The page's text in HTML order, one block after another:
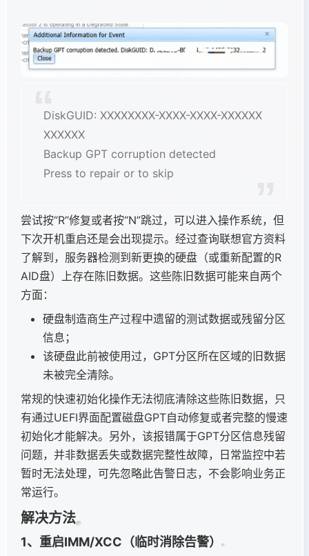
DiskGUID: XXXXXXXX-XXXX-XXXX-XXXXXX
XXXXXX
Backup GPT corruption detected
Press to repair or to skip
尝试按“R”修复或者按“N”跳过，可以进入操作系统，但
下次开机重启还是会出现提示。经过查询联想官方资料
了解到，服务器检测到新更换的硬盘（或重新配置的R
AID盘）上存在陈旧数据。这些陈旧数据可能来自两个
方面：
硬盘制造商生产过程中遗留的测试数据或残留分区
信息；
该硬盘此前被使用过，GPT分区所在区域的旧数据
未被完全清除。
常规的快速初始化操作无法彻底清除这些陈旧数据，只
有通过UEFI界面配置磁盘GPT自动修复或者完整的慢速
初始化才能解决。另外，该报错属于GPT分区信息残留
问题，并非数据丢失或数据完整性故障，日常监控中若
暂时无法处理，可先忽略此告警日志，不会影响业务正
常运行。
解决方法
1、重启IMM/XCC（临时消除告警）